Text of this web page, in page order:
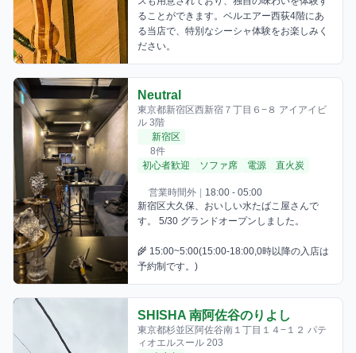
ることができます。ベルエアー西荻4階にあ
る当店で、特別なシーシャ体験をお楽しみく
ださい。
Neutral
東京都新宿区西新宿７丁目６−８ アイアイビ
ル 3階
新宿区
8件
初心者歓迎
ソファ席 電源 直火炭
営業時間外 | 18:00 - 05:00
新宿区大久保、おいしい水たばこ屋さんで
す。 5/30 グランドオープンしました。
🌾 15:00~5:00(15:00-18:00,0時以降の入店は
予約制です。)
SHISHA 南阿佐谷のりよし
東京都杉並区阿佐谷南１丁目１４−１２ パテ
ィオエルスール 203